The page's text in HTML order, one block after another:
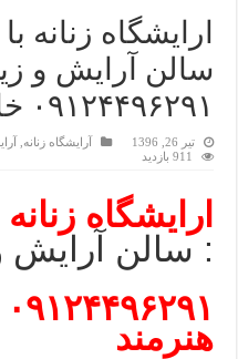
ارایشگاه
سالن آرایش و
۰۹۱۲۴۴۹۶۲۹۱ خانم منیره هنرمند
تیر 26, 1396 آرایشگاه زنانه ,
911 بازدید
ارایشگاه
: سالن آرایش
هنرمند